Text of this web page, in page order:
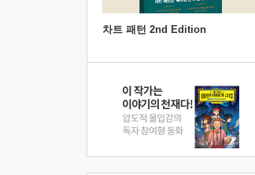
차트 패턴 2nd Edition